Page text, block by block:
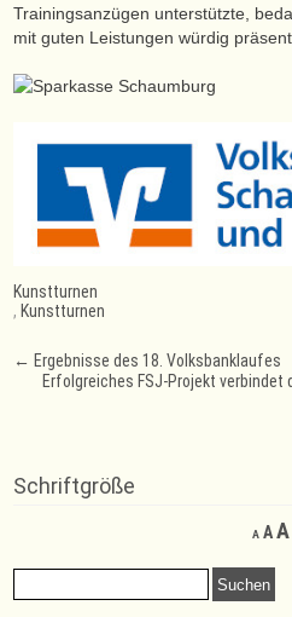
Trainingsanzügen unterstützte,
mit guten Leistungen würdig
Kunstturnen
, Kunstturnen
Post
navigation
← Ergebnisse des 18. Volksbanklaufes
Erfolgreiches FSJ-Projekt verbindet
Schriftgröße
Afont
A A
Suchen
nach: